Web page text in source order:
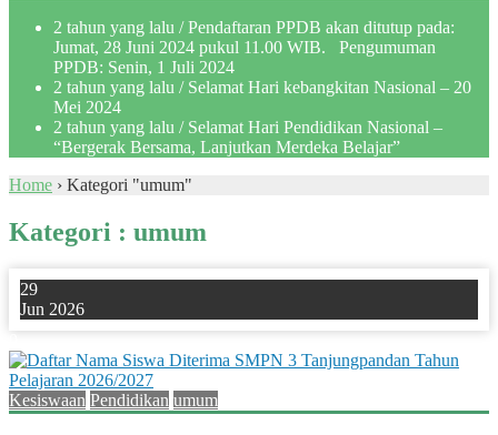
2 tahun yang lalu / Pendaftaran PPDB akan ditutup pada:
Jumat, 28 Juni 2024 pukul 11.00 WIB. Pengumuman
PPDB: Senin, 1 Juli 2024
2 tahun yang lalu / Selamat Hari kebangkitan Nasional – 20
Mei 2024
2 tahun yang lalu / Selamat Hari Pendidikan Nasional –
“Bergerak Bersama, Lanjutkan Merdeka Belajar”
Home › Kategori "umum"
Kategori : umum
29
Jun 2026
Kesiswaan Pendidikan umum